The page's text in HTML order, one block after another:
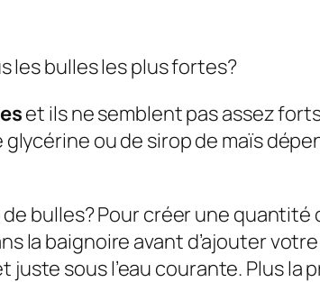
les bulles les plus fortes?
et ils ne semblent pas assez
ou de sirop de maïs
bulles?Pour créer une quantité
la baignoire avant d’ajouter
sous l’eau courante. Plus la